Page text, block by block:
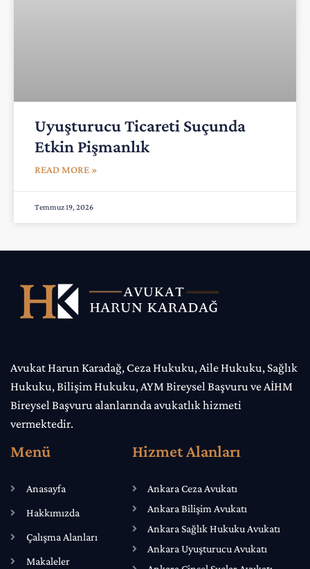
Uyuşturucu Ticareti Suçunda
Etkin Pişmanlık
READ MORE »
Temmuz 19, 2026
Avukat Harun Karadağ, Ceza Hukuku, Aile Hukuku, Sağlık
Hukuku, Bilişim Hukuku, AYM Bireysel Başvuru ve AİHM
Bireysel Başvuru alanlarında avukatlık hizmeti
vermektedir.
Menü
Anasayfa
Hakkımızda
Çalışma Alanları
Makaleler
Hizmet Alanları
Ankara Ceza Avukatı
Ankara Bilişim Avukatı
Ankara Sağlık Hukuku Avukatı
Ankara Uyuşturucu Avukatı